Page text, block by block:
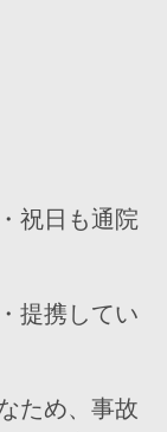
祝日も通院
提携してい
ため、事故